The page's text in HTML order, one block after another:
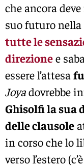
che ancora
suo futuro
tutte le
direzionee
essere l’attesa
Joyadovrebbe
Ghisolfi la sua
delle clausole
in corso che lo
verso l’estero